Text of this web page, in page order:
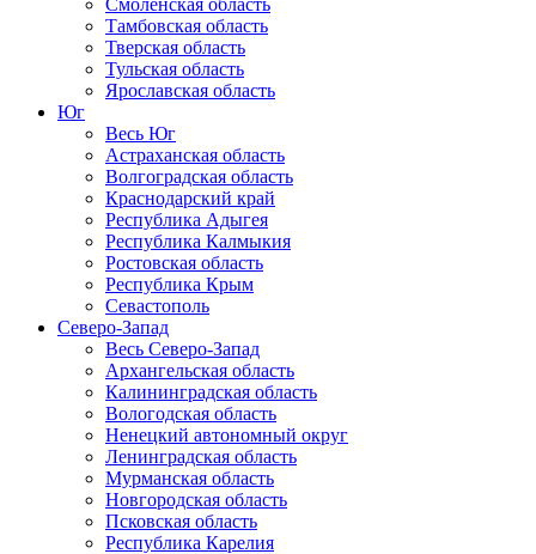
Смоленская область
Тамбовская область
Тверская область
Тульская область
Ярославская область
Юг
Весь Юг
Астраханская область
Волгоградская область
Краснодарский край
Республика Адыгея
Республика Калмыкия
Ростовская область
Республика Крым
Севастополь
Северо-Запад
Весь Северо-Запад
Архангельская область
Калининградская область
Вологодская область
Ненецкий автономный округ
Ленинградская область
Мурманская область
Новгородская область
Псковская область
Республика Карелия